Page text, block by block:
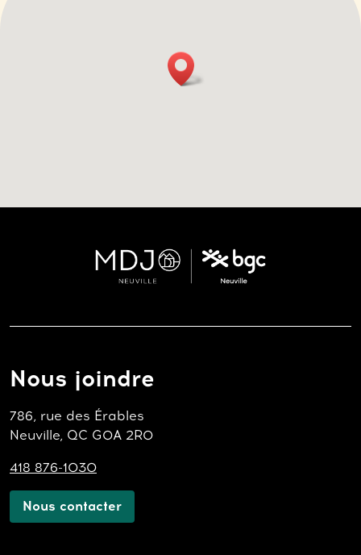
Nous joindre
786, rue des Érables
Neuville, QC G0A 2R0
418 876-1030
Nous contacter